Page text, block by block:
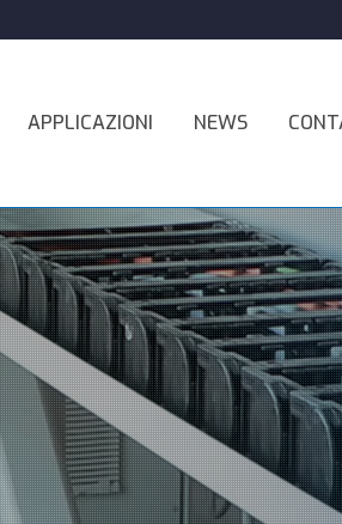
APPLICAZIONI NEWS